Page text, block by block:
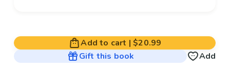
Add to cart |$20.99
Gift this book
Add